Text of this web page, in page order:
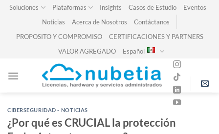
SkipSoluciones Plataformas Insights Casos de Estudio
Eventos
Noticias
Acerca de Nosotros
Contáctanos
PROPOSITO Y COMPROMISO
CERTIFICACIONES Y PARTNERS
VALOR AGREGADO
Español
CIBERSEGURIDAD - NOTICIAS
¿Por qué es CRUCIAL la protección